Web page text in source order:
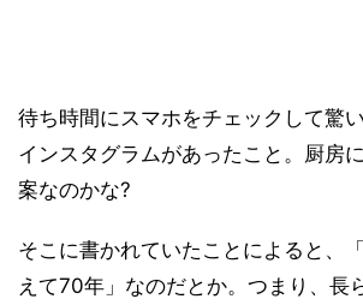
待ち時間にスマホをチェックして驚
インスタグラムがあったこと。厨房
案なのかな?
そこに書かれていたことによると、
えて70年」なのだとか。つまり、長